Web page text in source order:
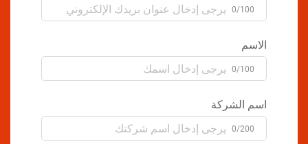
0/100
الاسم
0/100
اسم الشركة
0/200